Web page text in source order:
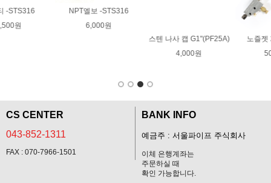
노즐젯 250~400mm
CS CENTER
043-852-1311
FAX : 070-7966-1501
BANK INFO
예금주 : 서울파이프 주식회사
이체 은행계좌는
주문하실 때
확인 가능합니다.